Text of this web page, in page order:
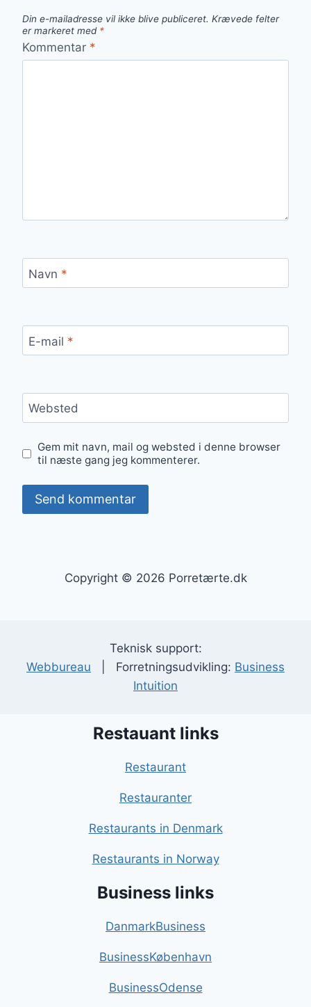
Din e-mailadresse vil ikke blive publiceret. Krævede felter
er markeret med *
Kommentar *
Navn *
E-mail *
Websted
Gem mit navn, mail og websted i denne browser
til næste gang jeg kommenterer.
Copyright © 2026 Porretærte.dk
Teknisk support:
Webbureau | Forretningsudvikling: Business
Intuition
Restauant links
Restaurant
Restauranter
Restaurants in Denmark
Restaurants in Norway
Business links
DanmarkBusiness
BusinessKøbenhavn
BusinessOdense